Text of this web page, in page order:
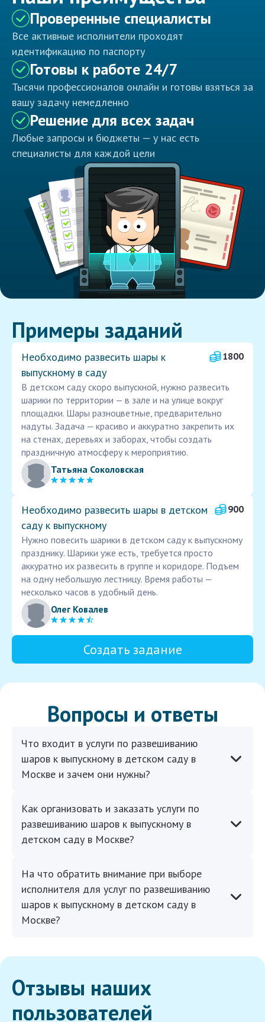
Проверенные специалисты
Все активные исполнители проходят
идентификацию по паспорту
Готовы к работе 24/7
Тысячи профессионалов онлайн и готовы взяться за
вашу задачу немедленно
Решение для всех задач
Любые запросы и бюджеты — у нас есть
специалисты для каждой цели
Примеры заданий
Необходимо развесить шары к
выпускному в саду
1800
В детском саду скоро выпускной, нужно развесить
шарики по территории — в зале и на улице вокруг
площадки. Шары разноцветные, предварительно
надуты. Задача — красиво и аккуратно закрепить их
на стенах, деревьях и заборах, чтобы создать
праздничную атмосферу к мероприятию.
Татьяна Соколовская
Необходимо развесить шары в детском
саду к выпускному
900
Нужно повесить шарики в детском саду к выпускному
празднику. Шарики уже есть, требуется просто
аккуратно их развесить в группе и коридоре. Подъем
на одну небольшую лестницу. Время работы —
несколько часов в удобный день.
Олег Ковалев
Создать задание
Вопросы и ответы
Что входит в услуги по развешиванию
шаров к выпускному в детском саду в
Москве и зачем они нужны?
Как организовать и заказать услуги по
развешиванию шаров к выпускному в
детском саду в Москве?
На что обратить внимание при выборе
исполнителя для услуг по развешиванию
шаров к выпускному в детском саду в
Москве?
Отзывы наших
пользователей